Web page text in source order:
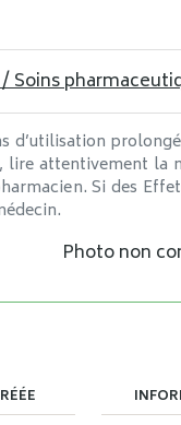
Soins
d’utilisation
lire attentivement la
Si des
Photo non